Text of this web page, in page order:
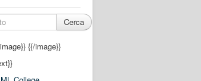
Cerca
{{/image}}